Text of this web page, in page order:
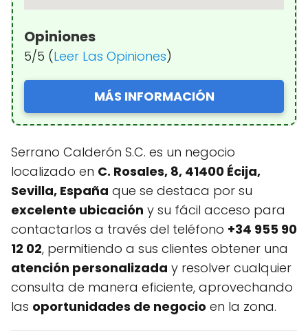
Opiniones
5/5 (Leer Las Opiniones)
MÁS INFORMACIÓN
Serrano Calderón S.C. es un negocio
localizado en C. Rosales, 8, 41400 Écija,
Sevilla, España que se destaca por su
excelente ubicación y su fácil acceso para
contactarlos a través del teléfono +34 955 90
12 02, permitiendo a sus clientes obtener una
atención personalizada y resolver cualquier
consulta de manera eficiente, aprovechando
las oportunidades de negocio en la zona.